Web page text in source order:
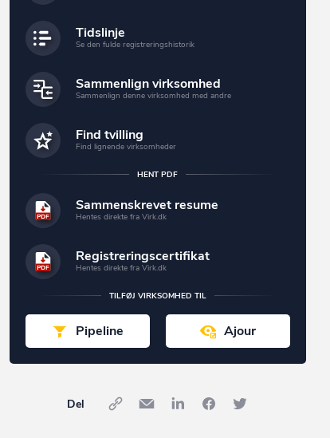
Tidslinje
Se den fulde registreringshistorik
Sammenlign virksomhed
Sammenlign denne virksomhed med andre
Find tvilling
Find lignende virksomheder
HENT PDF
Sammenskrevet resume
Hentes direkte fra Virk.dk
Registreringscertifikat
Hentes direkte fra Virk.dk
TILFØJ VIRKSOMHED TIL
Pipeline Ajour
Del